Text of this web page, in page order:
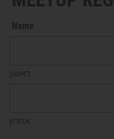
Name
ראשון
אחרון